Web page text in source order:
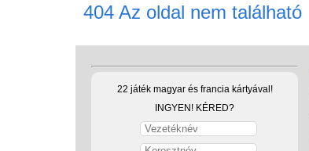
404 Az oldal nem található
22 játék magyar és francia kártyával!
INGYEN! KÉRED?